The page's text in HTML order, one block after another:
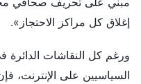
إغلاق كل مراكز الاحتجاز».
ورغم كل النقاشات الدائرة
السياسيين على الإنترنت،